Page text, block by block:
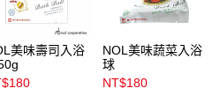
美味壽司入浴
NOL美味蔬菜入浴
球
NT$180